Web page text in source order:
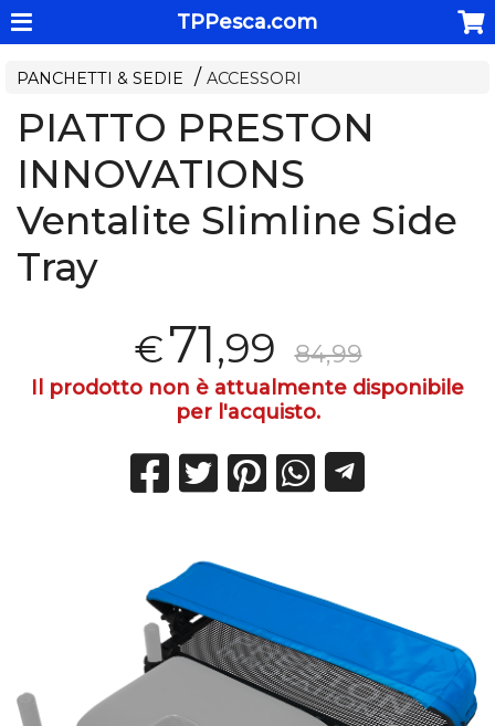
TPPesca.com
PANCHETTI & SEDIE ACCESSORI
PIATTO PRESTON
INNOVATIONS
Ventalite Slimline Side
Tray
€71,99 84,99
Il prodotto non è attualmente disponibile
per l'acquisto.